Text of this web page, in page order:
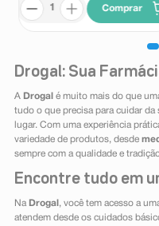
Comprar
Drogal: Sua
A Drogal é muito mais do que
tudo o que precisa para cuidar da
lugar. Com uma experiência
variedade de produtos, desde
sempre com a qualidade e
Encontre tudo em
Na Drogal , você tem acesso a
atendem desde os cuidados